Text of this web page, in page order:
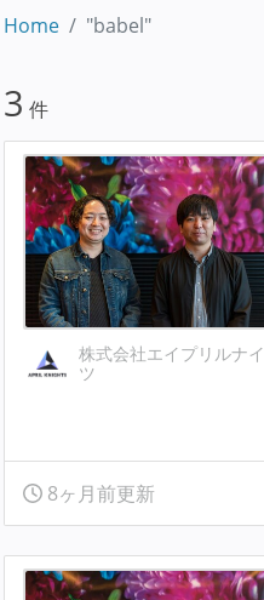
Home "babel"
3 件
株式会社エイプリルナイ
ツ
8ヶ月前更新